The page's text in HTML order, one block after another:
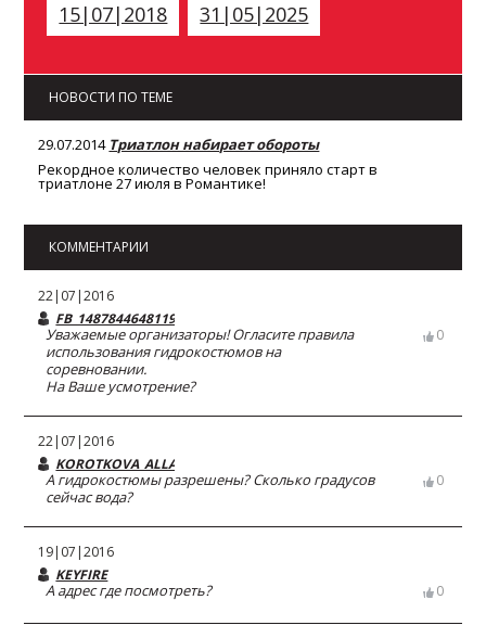
15|07|2018
31|05|2025
НОВОСТИ ПО ТЕМЕ
29.07.2014 Триатлон набирает обороты
Рекордное количество человек приняло старт в
триатлоне 27 июля в Романтике!
КОММЕНТАРИИ
22|07|2016
FB_1487844648119172
Уважаемые организаторы! Огласите правила
использования гидрокостюмов на
соревновании.
На Ваше усмотрение?
0
22|07|2016
KOROTKOVA_ALLA@MAIL.RU
А гидрокостюмы разрешены? Сколько градусов
сейчас вода?
0
19|07|2016
KEYFIRE
А адрес где посмотреть? 0